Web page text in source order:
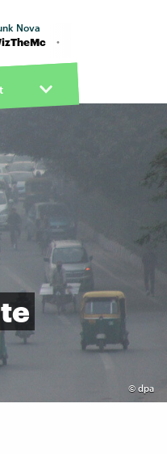
Nova
For You" von WizTheMc
© dpa